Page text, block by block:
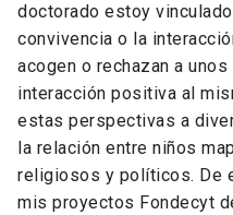
doctorado estoy
convivencia o la
acogen o rechazan a
interacción positiva al
estas perspectivas a
la relación entre niños
religiosos y políticos. De
mis proyectos Fondecyt